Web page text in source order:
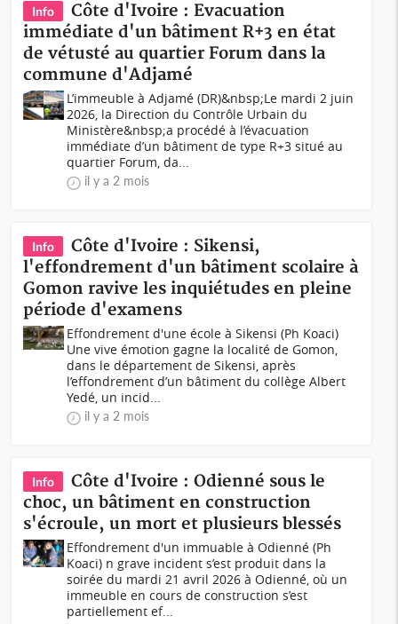
Info
Côte d'Ivoire : Evacuation
immédiate d'un bâtiment R+3 en état
de vétusté au quartier Forum dans la
commune d'Adjamé
L’immeuble à Adjamé (DR)&nbsp;Le mardi 2 juin
2026, la Direction du Contrôle Urbain du
Ministère&nbsp;a procédé à l’évacuation
immédiate d’un bâtiment de type R+3 situé au
quartier Forum, da...
il y a 2 mois
Info
Côte d'Ivoire : Sikensi,
l'effondrement d'un bâtiment scolaire à
Gomon ravive les inquiétudes en pleine
période d'examens
Effondrement d'une école à Sikensi (Ph Koaci)
Une vive émotion gagne la localité de Gomon,
dans le département de Sikensi, après
l’effondrement d’un bâtiment du collège Albert
Yedé, un incid...
il y a 2 mois
Info
Côte d'Ivoire : Odienné sous le
choc, un bâtiment en construction
s'écroule, un mort et plusieurs blessés
Effondrement d'un immuable à Odienné (Ph
Koaci) n grave incident s’est produit dans la
soirée du mardi 21 avril 2026 à Odienné, où un
immeuble en cours de construction s’est
partiellement ef...